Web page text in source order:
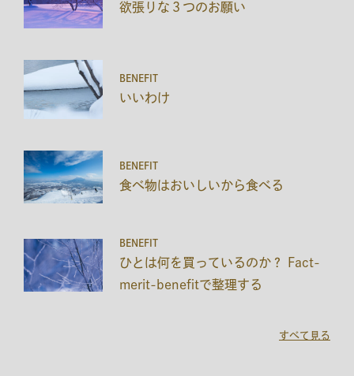
欲張りな３つのお願い
BENEFIT
いいわけ
BENEFIT
食べ物はおいしいから食べる
BENEFIT
ひとは何を買っているのか？ Fact-
merit-benefitで整理する
すべて見る